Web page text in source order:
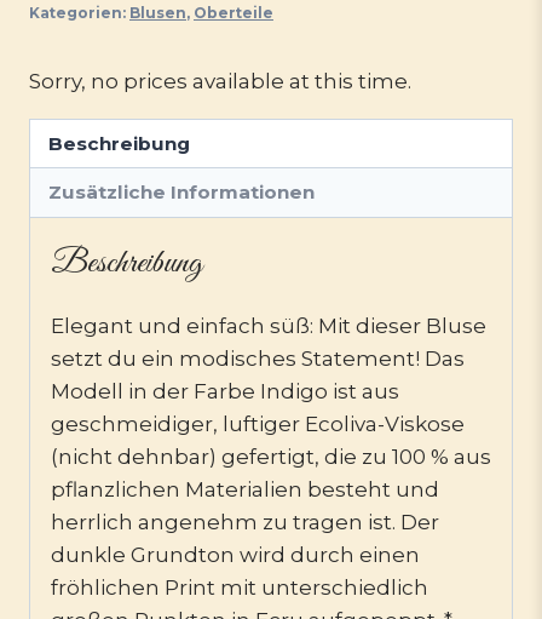
Kategorien: Blusen, Oberteile
Sorry, no prices available at this time.
Beschreibung
Zusätzliche Informationen
Beschreibung
Elegant und einfach süß: Mit dieser Bluse
setzt du ein modisches Statement! Das
Modell in der Farbe Indigo ist aus
geschmeidiger, luftiger Ecoliva-Viskose
(nicht dehnbar) gefertigt, die zu 100 % aus
pflanzlichen Materialien besteht und
herrlich angenehm zu tragen ist. Der
dunkle Grundton wird durch einen
fröhlichen Print mit unterschiedlich